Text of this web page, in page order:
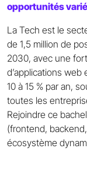
opportunités
La Tech est le
de 1,5 million de
2030, avec une
d’applications
10 à 15 % par an,
toutes les
Rejoindre ce
(frontend,
écosystème